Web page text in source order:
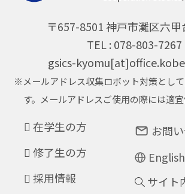
〒657-8501 神戸市灘区六甲
TEL : 078-803-7267
gsics-
※メールアドレス収集ロボット対策とし
す。メールアドレスご使用の際には適宜
在学生の方
修了生の方
採用情報
お問
English
サイト